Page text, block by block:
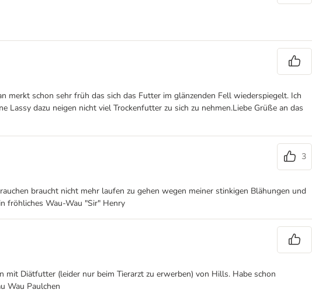
merkt schon sehr früh das sich das Futter im glänzenden Fell wiederspiegelt. Ich
dazu neigen nicht viel Trockenfutter zu sich zu nehmen.Liebe Grüße an das
3
braucht nicht mehr laufen zu gehen wegen meiner stinkigen Blähungen und
fröhliches Wau-Wau "Sir" Henry
Diätfutter (leider nur beim Tierarzt zu erwerben) von Hills. Habe schon
Wau Paulchen